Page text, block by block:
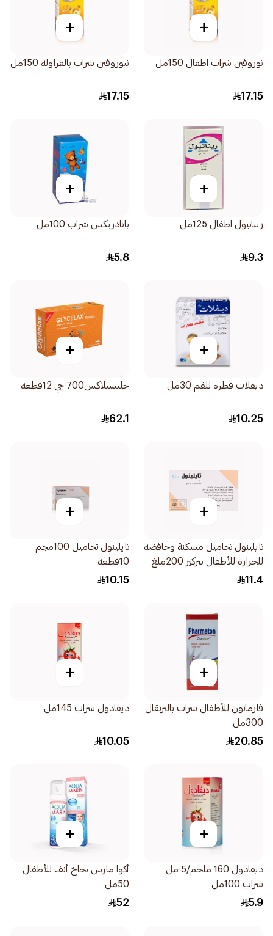
+
نوروفين شراب اطفال 150مل
17.15
+
نيوروفين شراب بالفراولة 150مل
17.15
+
ريناثيول اطفال 125مل
9.3
+
بانادريكس شراب 100مل
5.8
+
ديفلات قطره للفم 30مل
10.25
+
جليسيلاكس700 جي 12قطعة
62.1
+
تايلينول تحاميل مسكنة وخافضة
للحرارة للأطفال بتركيز 200ملغ
10قطع
11.4
+
تايلينول تحاميل 100مجم
10قطعة
10.15
+
فارماتون للأطفال شراب بالبرتقال
300مل
20.85
+
ديفادول شراب 145مل
10.05
+
ديفادول 160 ملجم/5 مل
شراب 100مل
5.9
+
أكوا مارس بخاخ أنف للأطفال
50مل
52